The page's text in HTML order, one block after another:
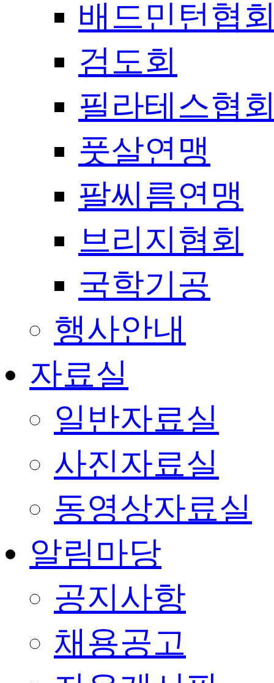
배드민턴협
검도회
필라테스협
풋살연맹
팔씨름연맹
브리지협회
국학기공
행사안내
자료실
일반자료실
사진자료실
동영상자료실
알림마당
공지사항
채용공고